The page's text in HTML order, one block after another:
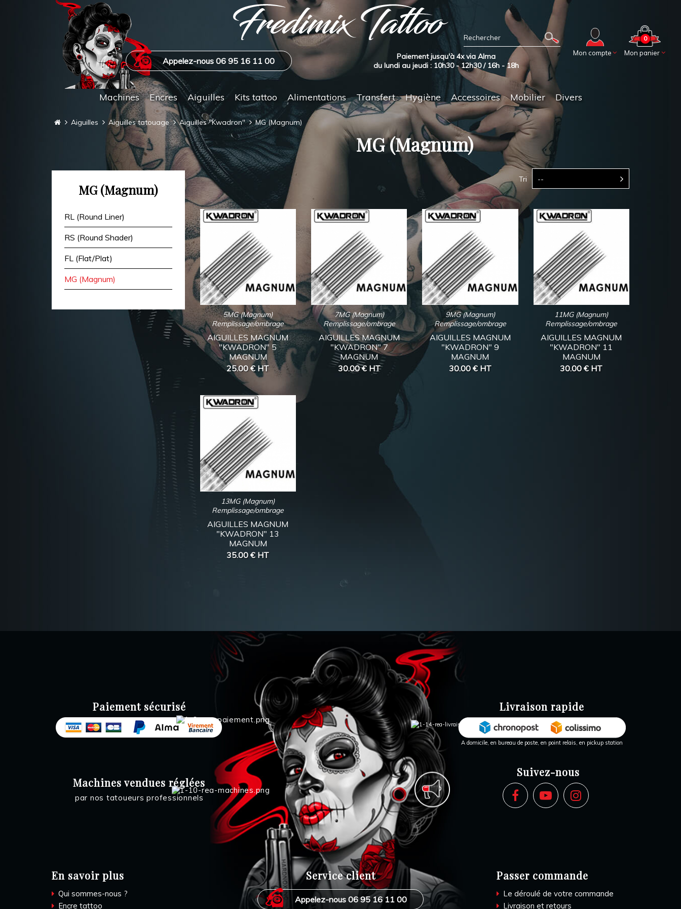
Mon panier
0
Mon compte
Appelez-nous 06 95 16 11 00
Paiement jusqu'à 4x via Alma
du lundi au jeudi : 10h30 - 12h30 / 16h - 18h
Machines Encres Aiguilles Kits tattoo Alimentations Transfert Hygiène Accessoires Mobilier Divers
Aiguilles Aiguilles tatouage Aiguilles "Kwadron" MG (Magnum)
MG (Magnum)
RL (Round Liner)
RS (Round Shader)
FL (Flat/Plat)
MG (Magnum)
MG (Magnum)
Tri --
5MG (Magnum)
Remplissage/ombrage
AIGUILLES MAGNUM
"KWADRON" 5
MAGNUM
25.00 € HT
7MG (Magnum)
Remplissage/ombrage
AIGUILLES MAGNUM
"KWADRON" 7
MAGNUM
30.00 € HT
9MG (Magnum)
Remplissage/ombrage
AIGUILLES MAGNUM
"KWADRON" 9
MAGNUM
30.00 € HT
11MG (Magnum)
Remplissage/ombrage
AIGUILLES MAGNUM
"KWADRON" 11
MAGNUM
30.00 € HT
13MG (Magnum)
Remplissage/ombrage
AIGUILLES MAGNUM
"KWADRON" 13
MAGNUM
35.00 € HT
Paiement sécurisé
Machines vendues réglées
par nos tatoueurs professionnels
Livraison rapide
A domicile, en bureau de poste, en point relais, en pickup station
Suivez-nous
En savoir plus
Qui sommes-nous ?
Encre tattoo
Service client
Appelez-nous 06 95 16 11 00
Passer commande
Le déroulé de votre commande
Livraison et retours